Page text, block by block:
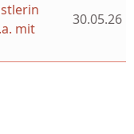
mit
30.05.26